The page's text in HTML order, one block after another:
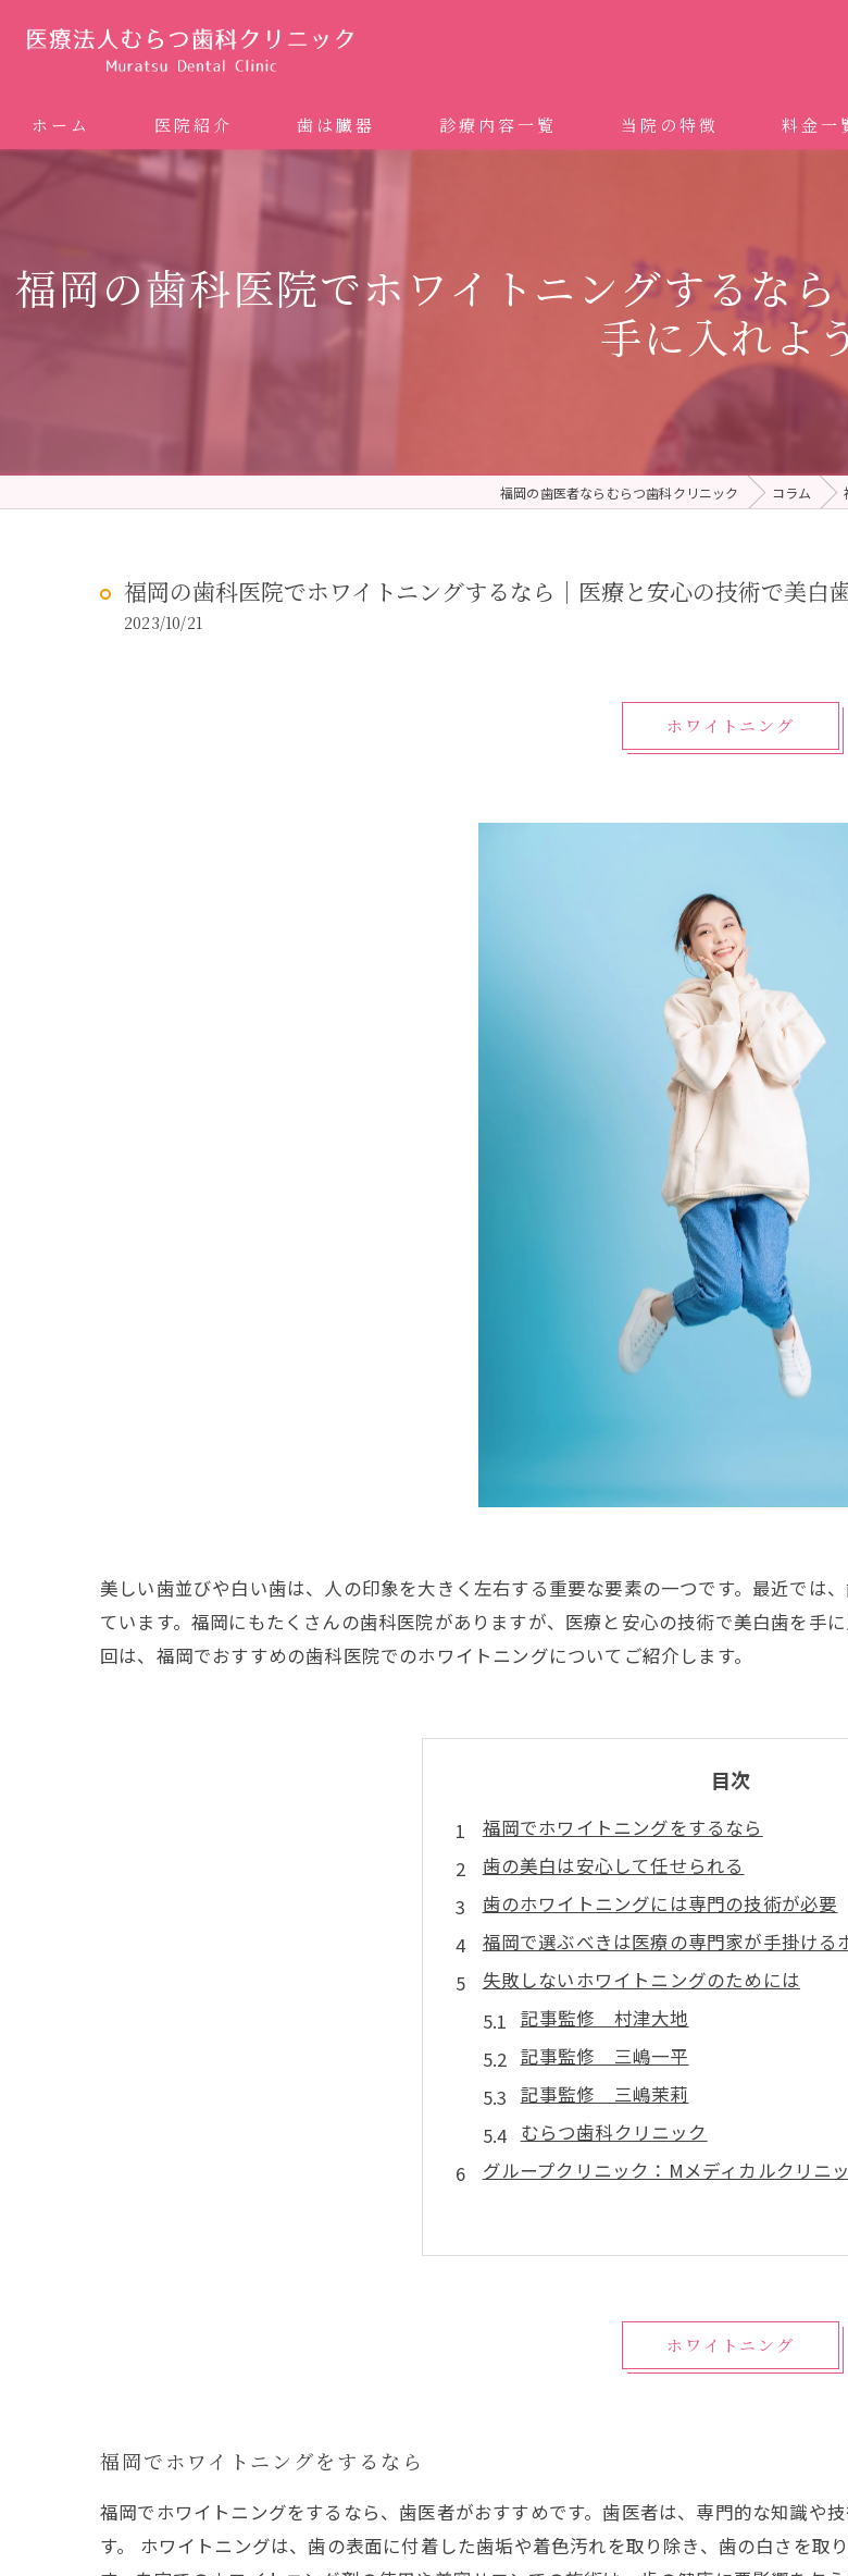
ホーム 医院紹介 歯は臓器 診療内容一覧
矯正歯科 (インビザライン、マウスピース矯正）
ホワイトニング
予防歯科 (メンテナンス)
当院の特徴
ドクターむらつのワンライン歯臓
グループクリニック
料金一
福岡の歯科医院でホワイトニングするな
手に入れよう
福岡の歯医者ならむらつ歯科クリニック コラム
福岡の歯科医院でホワイトニングするなら｜医療と安心の技術で美白
2023/10/21
ホワイトニング
美しい歯並びや白い歯は、人の印象を大きく左右する重要な要素の一つです。最近では
ています。福岡にもたくさんの歯科医院がありますが、医療と安心の技術で美白歯を手
回は、福岡でおすすめの歯科医院でのホワイトニングについてご紹介します。
目次
福岡でホワイトニングをするなら
歯の美白は安心して任せられる
歯のホワイトニングには専門の技術が必要
福岡で選ぶべきは医療の専門家が手掛ける
失敗しないホワイトニングのためには
記事監修 村津大地
記事監修 三嶋一平
記事監修 三嶋茉莉
むらつ歯科クリニック
グループクリニック：Mメディカルクリニ
ホワイトニング
福岡でホワイトニングをするなら
福岡でホワイトニングをするなら、歯医者がおすすめです。歯医者は、専門的な知識や
す。 ホワイトニングは、歯の表面に付着した歯垢や着色汚れを取り除き、歯の白さを取